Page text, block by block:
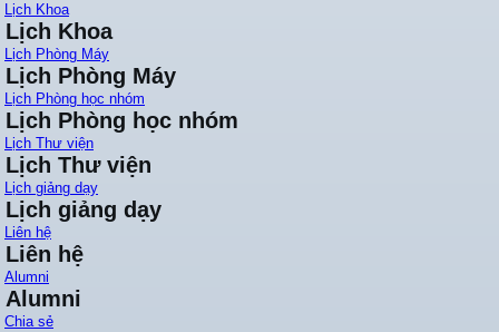
Lịch Khoa
Lịch Khoa
Lịch Phòng Máy
Lịch Phòng Máy
Lịch Phòng học nhóm
Lịch Phòng học nhóm
Lịch Thư viện
Lịch Thư viện
Lịch giảng dạy
Lịch giảng dạy
Liên hệ
Liên hệ
Alumni
Alumni
Chia sẻ